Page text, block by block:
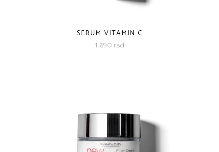
SERUM VITAMIN C
1.690 rsd